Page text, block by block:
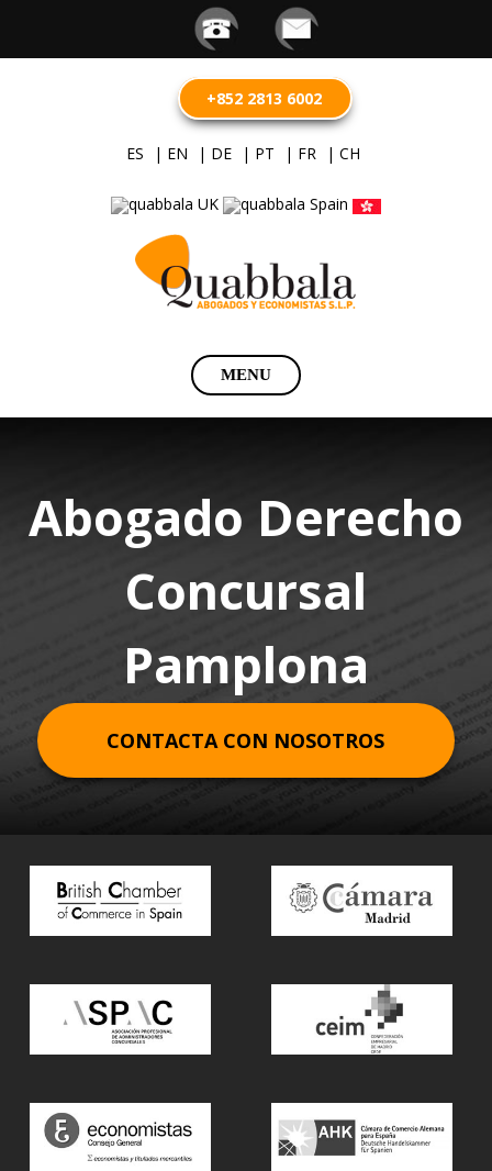
+852 2813 6002
ES | EN | DE | PT | FR | CH
MENU
Abogado Derecho
Concursal
Pamplona
CONTACTA CON NOSOTROS